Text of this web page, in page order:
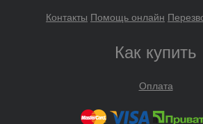
Контакты Помощь онлайн
Как купить
Оплата